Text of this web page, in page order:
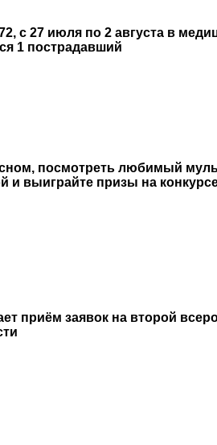
с 27 июля по 2 августа в
1 пострадавший
сном, посмотреть любимый
и выиграйте призы на
приём заявок на второй